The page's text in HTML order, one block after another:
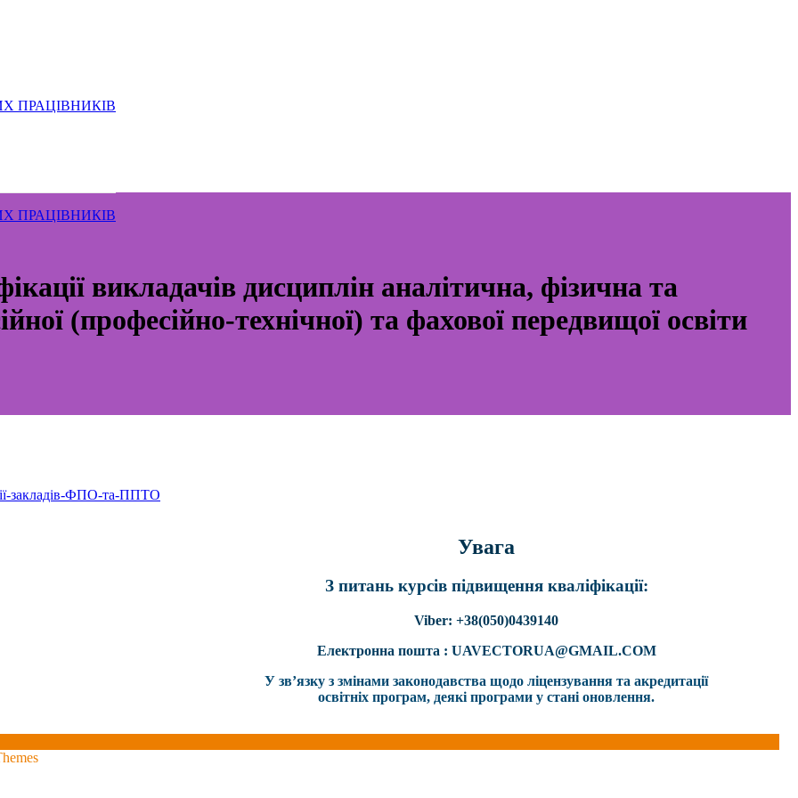
ПРАЦІВНИКІВ
ПРАЦІВНИКІВ
викладачів дисциплін аналітична, фізична та
(професійно-технічної) та фахової передвищої освіти
закладів-ФПО-та-ППТО
Увага
З питань курсів підвищення кваліфікації:
Viber: +38(050)0439140
Електронна пошта : UAVECTORUA@GMAIL.COM
У зв’язку з змінами законодавства щодо ліцензування та акредитації
освітніх програм, деякі програми у стані оновлення.